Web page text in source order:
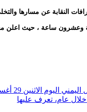
النقابة عن مسارها
بمديرية جبل حبشي يوم أمس الأحد تقديم
الاثنين 29 أغسطس 2022م